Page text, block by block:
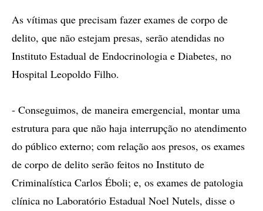
As vítimas que precisam fazer exames de corpo de
delito, que não estejam presas, serão atendidas no
Instituto Estadual de Endocrinologia e Diabetes, no
Hospital Leopoldo Filho.
- Conseguimos, de maneira emergencial, montar uma
estrutura para que não haja interrupção no atendimento
do público externo; com relação aos presos, os exames
de corpo de delito serão feitos no Instituto de
Criminalística Carlos Éboli; e, os exames de patologia
clínica no Laboratório Estadual Noel Nutels, disse o